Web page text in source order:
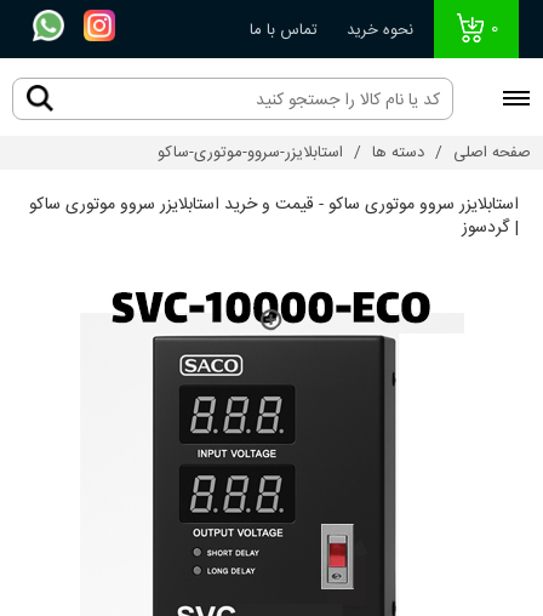
0 نحوه خرید تماس با ما
صفحه اصلی دسته ها استابلایزر-سروو-موتوری-ساکو
استابلایزر سروو موتوری ساکو - قیمت و خرید استابلایزر سروو موتوری ساکو
| گردسوز